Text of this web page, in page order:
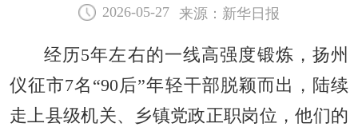
2026-05-27 来源：新华日报
经历5年左右的一线高强度锻炼，扬州
仪征市7名“90后”年轻干部脱颖而出，陆续
走上县级机关、乡镇党政正职岗位，他们的